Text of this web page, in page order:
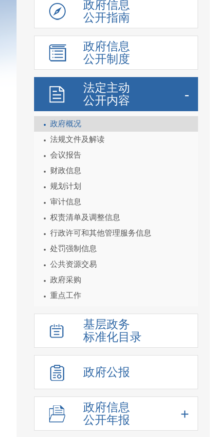
政府信息
公开指南
政府信息
公开制度
法定主动
公开内容
政府概况
法规文件及解读
会议报告
财政信息
规划计划
审计信息
权责清单及调整信息
行政许可和其他管理服务信息
处罚强制信息
公共资源交易
政府采购
重点工作
重大决策预公开
建议提案结果公开
人事信息
重大项目
价格收费
重大民生信息
新闻发布会
基层政务
标准化目录
政府公报
政府信息
公开年报